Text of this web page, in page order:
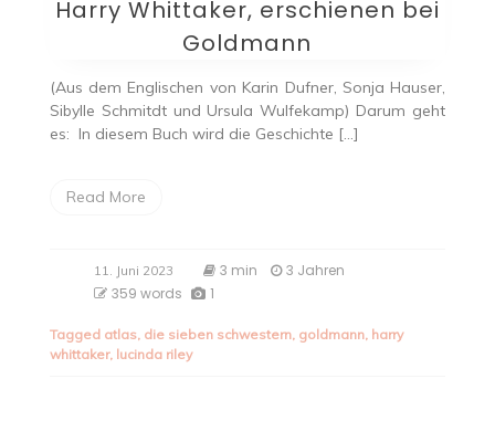
Harry Whittaker, erschienen bei
Goldmann
(Aus dem Englischen von Karin Dufner, Sonja Hauser,
Sibylle Schmitdt und Ursula Wulfekamp) Darum geht
es: In diesem Buch wird die Geschichte […]
Read More
11. Juni 2023 3 min
3 Jahren
359 words
1
Tagged atlas, die sieben schwestern, goldmann, harry
whittaker, lucinda riley